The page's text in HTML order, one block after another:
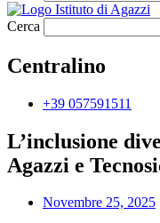
Cerca
Centralino
+39 057591511
L’inclusione
Agazzi e
Novembre 25, 2025